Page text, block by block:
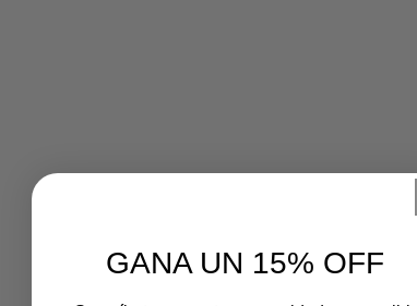
GANA UN 15% OFF